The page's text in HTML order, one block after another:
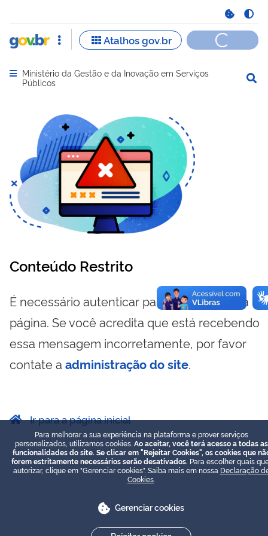
Abrir menu principal de navegação
Ministério da Gestão e da Inovação em Serviços
Públicos
Conteúdo Restrito
É necessário autenticar para visualizar essa
página. Se você acredita que está recebendo
essa mensagem incorretamente, por favor
contate a administração do site.
Ir para a página inicial
Para melhorar a sua experiência na plataforma e prover serviços
personalizados, utilizamos cookies. Ao aceitar, você terá acesso a todas as
funcionalidades do site. Se clicar em "Rejeitar Cookies", os cookies que
forem estritamente necessários serão desativados. Para escolher quais
autorizar, clique em "Gerenciar cookies". Saiba mais em nossa Declaração
Cookies
Gerenciar cookies